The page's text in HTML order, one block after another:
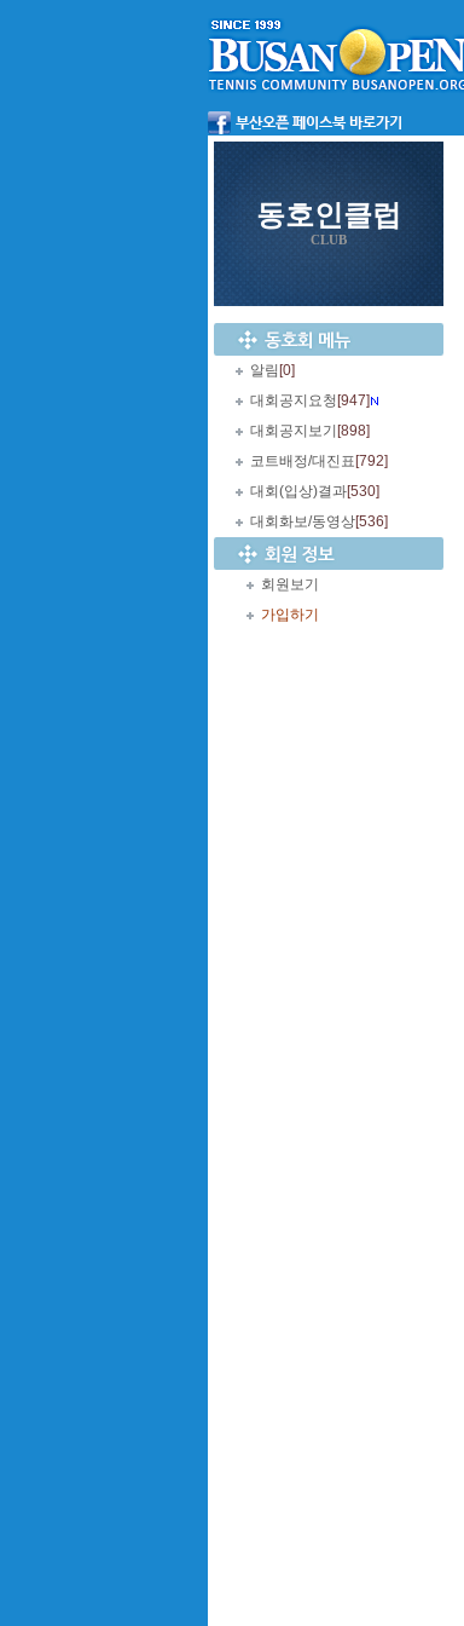
동호인클럽
CLUB
알림 [0]
대회공지요청 [947]
대회공지보기 [898]
코트배정/대진표 [792]
대회(입상)결과[530]
대회화보/동영상[536]
회원보기
가입하기